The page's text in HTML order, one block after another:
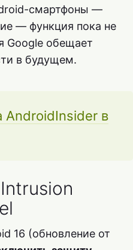
смартфоны —
— функция пока не
Google обещает
в будущем.
AndroidInsider в
16 (обновление от